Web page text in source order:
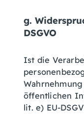
g.
DSGVO
Ist die
öffentlichen
lit. e) EU-